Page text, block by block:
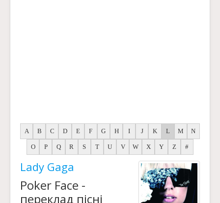
A B C D E F G H I J K L M N
O P Q R S T U V W X Y Z #
Lady Gaga
Poker Face -
переклад пісні